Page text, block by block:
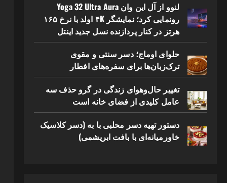
لنوو از آل این وان Yoga 32 Ultra Aura
رونمایی کرد؛ نمایشگر ۴K اولد با نرخ ۱۶۵
هرتز در کنار پردازنده نسل جدید اینتل
حلوای اوماج؛ دسر سنتی و مقوی
ترک‌زبان‌ها برای سفره‌های افطار
تغییر حال‌وهوای زندگی در گرو حذف سه
عامل کلیدی از فضای خانه است
دستور تهیه دسر محلبی با به (دسر کلاسیک
خاورمیانه‌ای با بافت ابریشمی)